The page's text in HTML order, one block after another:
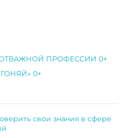
ПРОФЕССИИ 0+
0+
свои знания в сфере